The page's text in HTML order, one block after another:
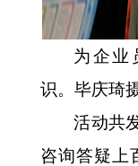
为企业
识。毕庆琦
活动共
咨询答疑上